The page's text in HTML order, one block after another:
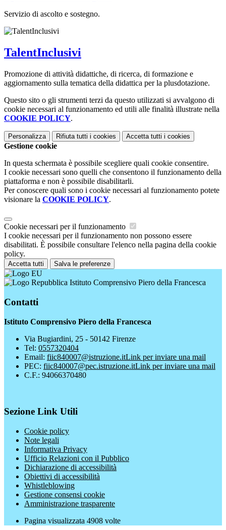
Servizio di ascolto e sostegno.
TalentInclusivi
Promozione di attività didattiche, di ricerca, di formazione e
aggiornamento sulla tematica della didattica per la plusdotazione.
Questo sito o gli strumenti terzi da questo utilizzati si avvalgono di
cookie necessari al funzionamento ed utili alle finalità illustrate nella
COOKIE POLICY.
Personalizza Rifiuta tutti i cookies Accetta tutti i cookies
Gestione cookie
In questa schermata è possibile scegliere quali cookie consentire.
I cookie necessari sono quelli che consentono il funzionamento della
piattaforma e non è possibile disabilitarli.
Per conoscere quali sono i cookie necessari al funzionamento potete
visionare la COOKIE POLICY.
Cookie necessari per il funzionamento
I cookie necessari per il funzionamento non possono essere
disabilitati. È possibile consultare l'elenco nella pagina della cookie
policy.
Accetta tutti Salva le preferenze
Istituto Comprensivo Piero della Francesca
Contatti
Istituto Comprensivo Piero della Francesca
Via Bugiardini, 25 - 50142 Firenze
Tel: 0557320404
Email: fiic840007@istruzione.itLink per inviare una mail
PEC: fiic840007@pec.istruzione.itLink per inviare una mail
C.F.: 94066370480
Sezione Link Utili
Cookie policy
Note legali
Informativa Privacy
Ufficio Relazioni con il Pubblico
Dichiarazione di accessibilità
Obiettivi di accessibilità
Whistleblowing
Gestione consensi cookie
Amministrazione trasparente
Pagina visualizzata 4908 volte